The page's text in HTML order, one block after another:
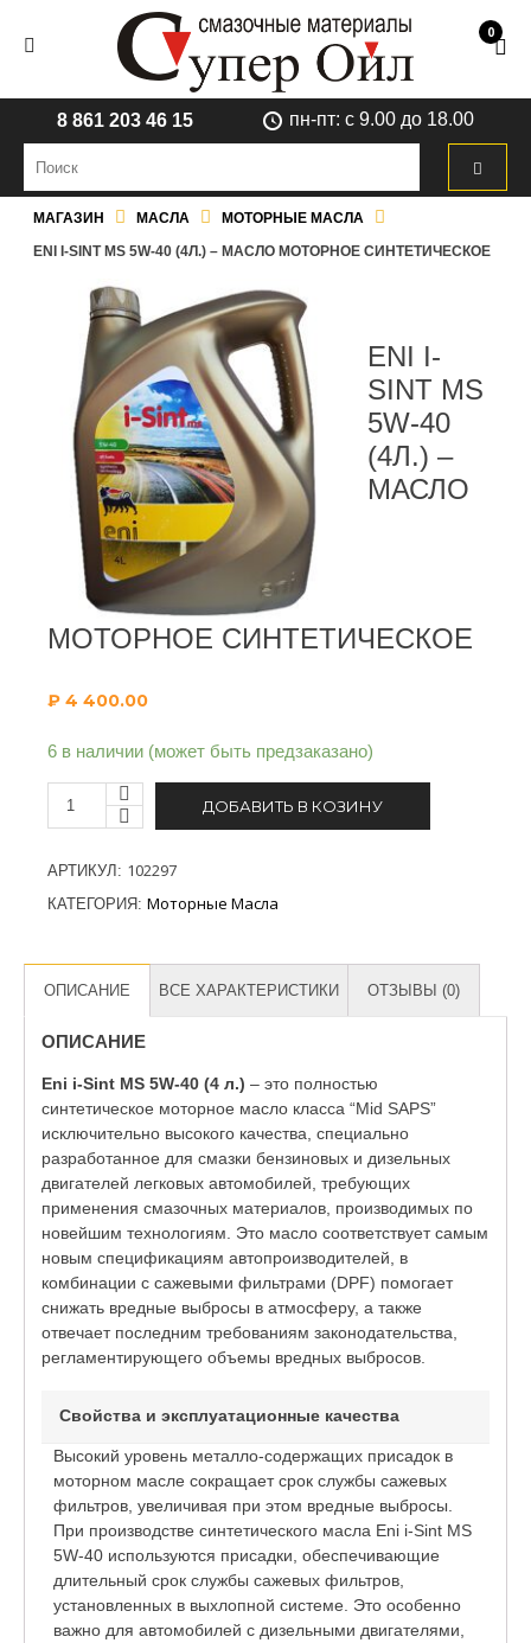
0
8 861 203 46 15 пн-пт: с 9.00 до 18.00
МАГАЗИН МАСЛА
МОТОРНЫЕ МАСЛА
ENI I-SINT MS 5W-40 (4Л.) – МАСЛО МОТОРНОЕ СИНТЕТИЧЕСКОЕ
ENI I-
SINT MS
5W-40
(4Л.) –
МАСЛО
МОТОРНОЕ СИНТЕТИЧЕСКОЕ
₽ 4 400.00
6 в наличии (может быть предзаказано)
ДОБАВИТЬ В КОЗИНУ
АРТИКУЛ: 102297
КАТЕГОРИЯ: Моторные Масла
ОПИСАНИЕ ВСЕ ХАРАКТЕРИСТИКИ ОТЗЫВЫ (0)
ОПИСАНИЕ
Eni i-Sint MS 5W-40 (4 л.) – это полностью
синтетическое моторное масло класса “Mid SAPS”
исключительно высокого качества, специально
разработанное для смазки бензиновых и дизельных
двигателей легковых автомобилей, требующих
применения смазочных материалов, производимых по
новейшим технологиям. Это масло соответствует самым
новым спецификациям автопроизводителей, в
комбинации с сажевыми фильтрами (DPF) помогает
снижать вредные выбросы в атмосферу, а также
отвечает последним требованиям законодательства,
регламентирующего объемы вредных выбросов.
Свойства и эксплуатационные качества
Высокий уровень металло-содержащих присадок в
моторном масле сокращает срок службы сажевых
фильтров, увеличивая при этом вредные выбросы.
При производстве синтетического масла Eni i-Sint MS
5W-40 используются присадки, обеспечивающие
длительный срок службы сажевых фильтров,
установленных в выхлопной системе. Это особенно
важно для автомобилей с дизельными двигателями,